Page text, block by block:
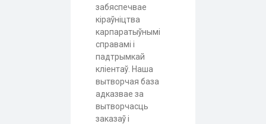
забяспечвае
кіраўніцтва
карпаратыўнымі
справамі і
падтрымкай
кліентаў. Наша
вытворчая база
адказвае за
вытворчасць
заказаў і